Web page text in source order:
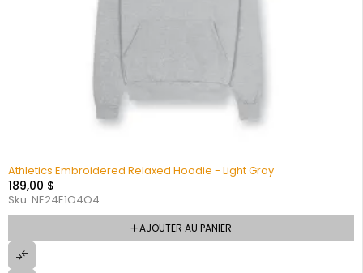
Athletics Embroidered Relaxed Hoodie - Light Gray
189,00 $
Sku: NE24E1O4O4
AJOUTER AU PANIER